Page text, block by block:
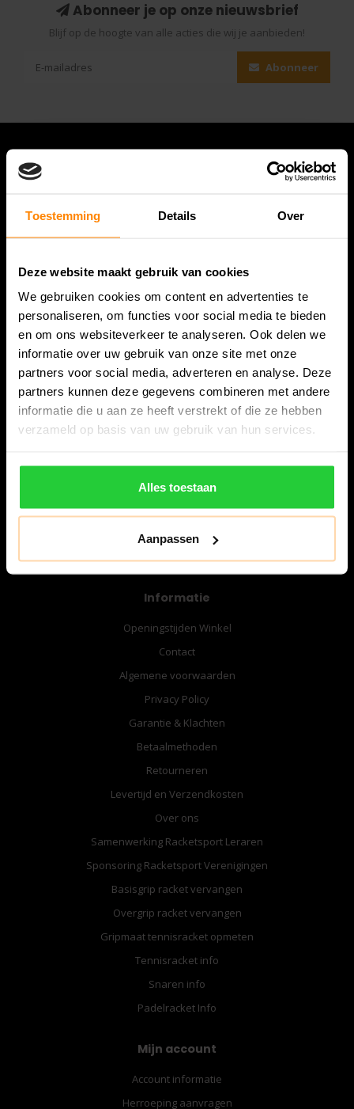
Toestemming Details Over
Deze website maakt gebruik van cookies
We gebruiken cookies om content en advertenties te
personaliseren, om functies voor social media te bieden
en om ons websiteverkeer te analyseren. Ook delen we
informatie over uw gebruik van onze site met onze
partners voor social media, adverteren en analyse. Deze
partners kunnen deze gegevens combineren met andere
informatie die u aan ze heeft verstrekt of die ze hebben
verzameld op basis van uw gebruik van hun services.
Alles toestaan
Aanpassen
Abonneer je op onze nieuwsbrief
Blijf op de hoogte van alle acties die wij je aanbieden!
Abonneer
Bespanracket.nl is dé racketspecialist van Lelystad en
omstreken.
Snijdersstraat 6
8224 AA Lelystad
Nederland
06-57276080
info@bespanracket.nl
Informatie
Openingstijden Winkel
Contact
Algemene voorwaarden
Privacy Policy
Garantie & Klachten
Betaalmethoden
Retourneren
Levertijd en Verzendkosten
Over ons
Samenwerking Racketsport Leraren
Sponsoring Racketsport Verenigingen
Basisgrip racket vervangen
Overgrip racket vervangen
Gripmaat tennisracket opmeten
Tennisracket info
Snaren info
Padelracket Info
Mijn account
Account informatie
Herroeping aanvragen